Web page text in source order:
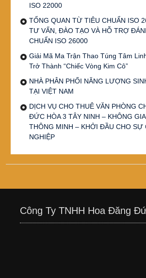
ISO 22000
TỔNG QUAN TỪ TIÊU CHUẨN ISO
TƯ VẤN, ĐÀO TẠO VÀ HỖ TRỢ
CHUẨN ISO 26000
Giải Mã Ma Trận Thao Túng Tâm
Trở Thành “Chiếc Vòng Kim Cô”
NHÀ PHÂN PHỐI NĂNG LƯỢNG
TẠI VIỆT NAM
DỊCH VỤ CHO THUÊ VĂN PHÒNG
ĐỨC HÒA 3 TÂY NINH – KHÔNG
THÔNG MINH – KHỞI ĐẦU CHO SỰ
NGHIỆP
Công Ty TNHH Hoa Đăng